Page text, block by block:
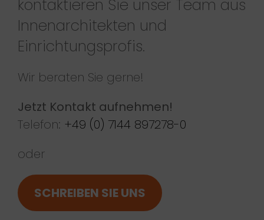
kontaktieren Sie unser Team aus
Innenarchitekten und
Einrichtungsprofis.
Wir beraten Sie gerne!
Jetzt Kontakt aufnehmen!
Telefon: +49 (0) 7144 897278-0
oder
SCHREIBEN SIE UNS